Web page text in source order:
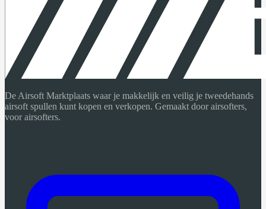
De Airsoft Marktplaats waar je makkelijk en veilig je tweedehands
airsoft spullen kunt kopen en verkopen. Gemaakt door airsofters,
voor airsofters.